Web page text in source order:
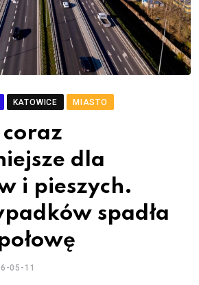
KATOWICE MIASTO
coraz
dla
i pieszych.
spadła
05-11